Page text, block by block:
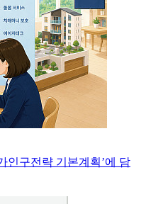
인구전략 기본계획’에 담